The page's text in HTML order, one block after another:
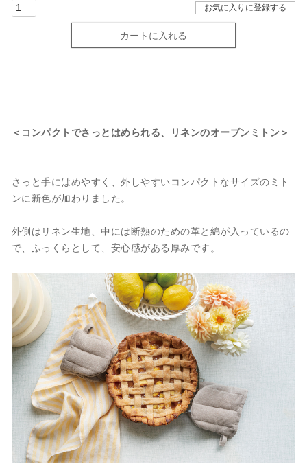
お気に入りに登録する
カートに入れる
＜コンパクトでさっとはめられる、リネンのオーブンミトン＞
さっと手にはめやすく、外しやすいコンパクトなサイズのミト
ンに新色が加わりました。
外側はリネン生地、中には断熱のための革と綿が入っているの
で、ふっくらとして、安心感がある厚みです。